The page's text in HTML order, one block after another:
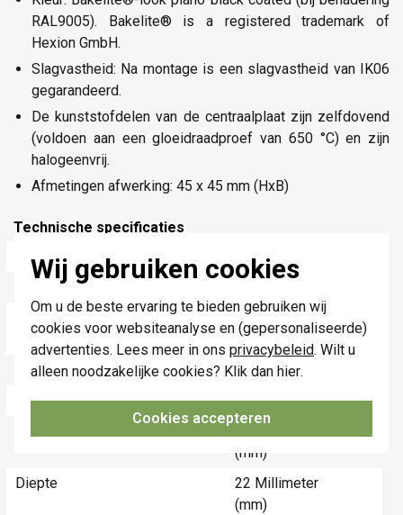
Wij gebruiken cookies
Om u de beste ervaring te bieden gebruiken wij
cookies voor websiteanalyse en (gepersonaliseerde)
advertenties. Lees meer in ons privacybeleid. Wilt u
alleen noodzakelijke cookies? Klik dan hier.
Cookies accepteren
RAL9005). Bakelite® is a registered trademark of
Hexion GmbH.
Slagvastheid: Na montage is een slagvastheid van IK06
gegarandeerd.
De kunststofdelen van de centraalplaat zijn zelfdovend
(voldoen aan een gloeidraadproef van 650 °C) en zijn
halogeenvrij.
Afmetingen afwerking: 45 x 45 mm (HxB)
Technische specificaties
Specificatie
Waarde
45 Millimeter
(mm)
Model
Draaiknop
Halogeenvrij
Ja
(mm)
Diepte
22 Millimeter
(mm)